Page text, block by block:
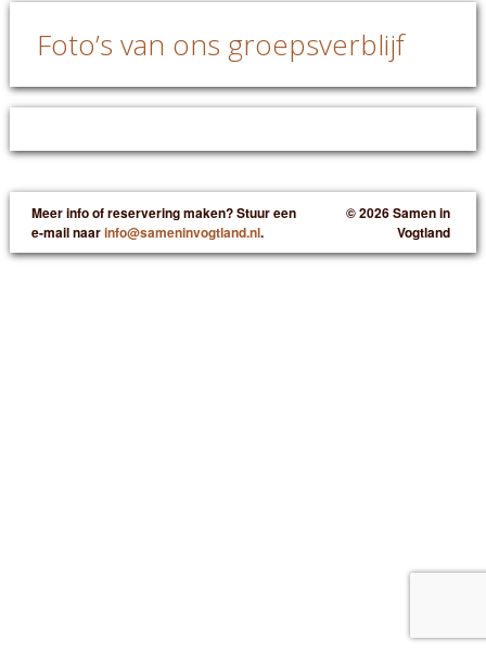
Foto’s van ons groepsverblijf
Meer info of reservering maken? Stuur een
e-mail naarinfo@sameninvogtland.nl.
© 2026 Samen in
Vogtland